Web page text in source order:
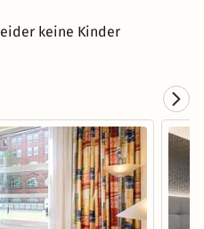
keine Kinder